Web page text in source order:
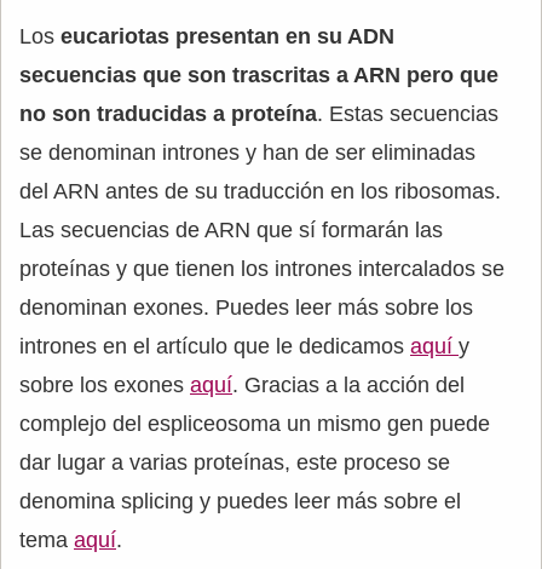
Los eucariotas presentan en su ADN
secuencias que son trascritas a ARN pero que
no son traducidas a proteína. Estas secuencias
se denominan intrones y han de ser eliminadas
del ARN antes de su traducción en los ribosomas.
Las secuencias de ARN que sí formarán las
proteínas y que tienen los intrones intercalados se
denominan exones. Puedes leer más sobre los
intrones en el artículo que le dedicamos aquí y
sobre los exones aquí. Gracias a la acción del
complejo del espliceosoma un mismo gen puede
dar lugar a varias proteínas, este proceso se
denomina splicing y puedes leer más sobre el
tema aquí.